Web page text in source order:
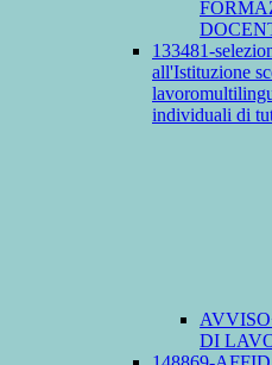
133481-
all'Istituzione
individuali di
DI